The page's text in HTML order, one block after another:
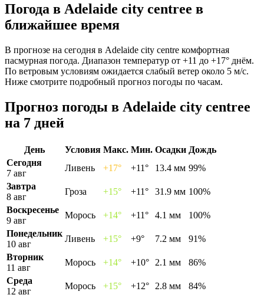
Погода в Adelaide city centreе в
ближайшее время
В прогнозе на сегодня в Adelaide city centre комфортная
пасмурная погода. Диапазон температур от +11 до +17° днём.
По ветровым условиям ожидается слабый ветер около 5 м/с.
Ниже смотрите подробный прогноз погоды по часам.
Прогноз погоды в Adelaide city centreе
на 7 дней
День Условия Макс. Мин. Осадки Дождь
Сегодня
7 авг
Ливень +17° +11° 13.4 мм 99%
Завтра
8 авг
Гроза +15° +11° 31.9 мм 100%
Воскресенье
9 авг
Морось +14° +11° 4.1 мм
100%
Понедельник
10 авг
Ливень +15° +9° 7.2 мм
91%
Вторник
11 авг
Морось +14° +10° 2.1 мм
86%
Среда
12 авг
Морось +15° +12° 2.8 мм
84%